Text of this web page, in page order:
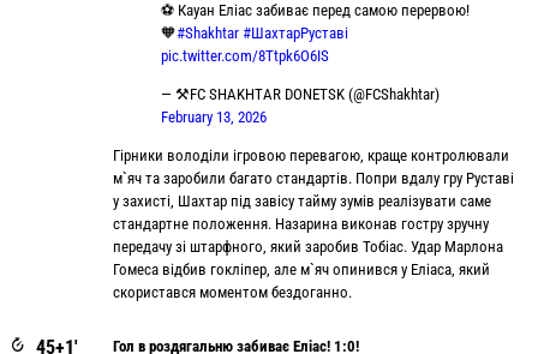
⚽️ Кауан Еліас забиває перед самою перервою!
🧡#Shakhtar #ШахтарРуставі
pic.twitter.com/8Ttpk6O6IS
— ⚒FC SHAKHTAR DONETSK (@FCShakhtar)
February 13, 2026
Гірники володіли ігровою перевагою, краще контролювали
м`яч та заробили багато стандартів. Попри вдалу гру Руставі
у захисті, Шахтар під завісу тайму зумів реалізувати саме
стандартне положення. Назарина виконав гостру зручну
передачу зі штарфного, який заробив Тобіас. Удар Марлона
Гомеса відбив гокліпер, але м`яч опинився у Еліаса, який
скористався моментом бездоганно.
45+1' Гол в роздягальню забиває Еліас! 1:0!